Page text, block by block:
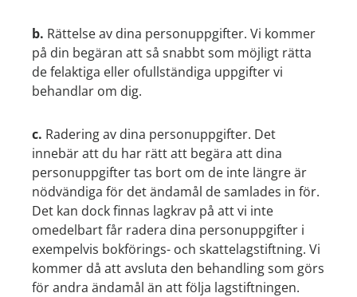
b. Rättelse av dina personuppgifter. Vi kommer
på din begäran att så snabbt som möjligt rätta
de felaktiga eller ofullständiga uppgifter vi
behandlar om dig.
c. Radering av dina personuppgifter. Det
innebär att du har rätt att begära att dina
personuppgifter tas bort om de inte längre är
nödvändiga för det ändamål de samlades in för.
Det kan dock finnas lagkrav på att vi inte
omedelbart får radera dina personuppgifter i
exempelvis bokförings- och skattelagstiftning. Vi
kommer då att avsluta den behandling som görs
för andra ändamål än att följa lagstiftningen.